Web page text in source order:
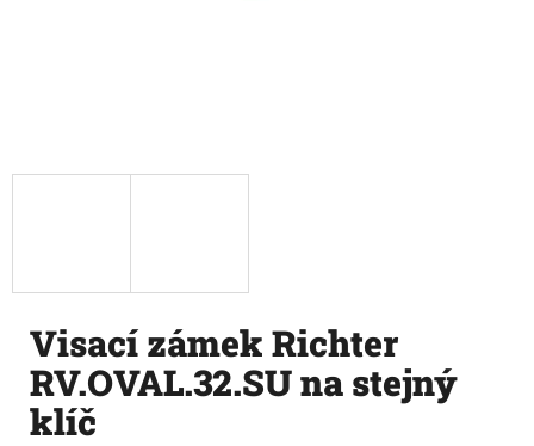
Visací zámek Richter
RV.OVAL.32.SU na stejný
klíč